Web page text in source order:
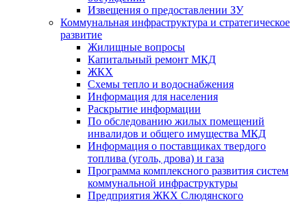
Извещения о предоставлении ЗУ
Коммунальная инфраструктура и стратегическое
развитие
Жилищные вопросы
Капитальный ремонт МКД
ЖКХ
Схемы тепло и водоснабжения
Информация для населения
Раскрытие информации
По обследованию жилых помещений
инвалидов и общего имущества МКД
Информация о поставщиках твердого
топлива (уголь, дрова) и газа
Программа комплексного развития систем
коммунальной инфраструктуры
Предприятия ЖКХ Слюдянского